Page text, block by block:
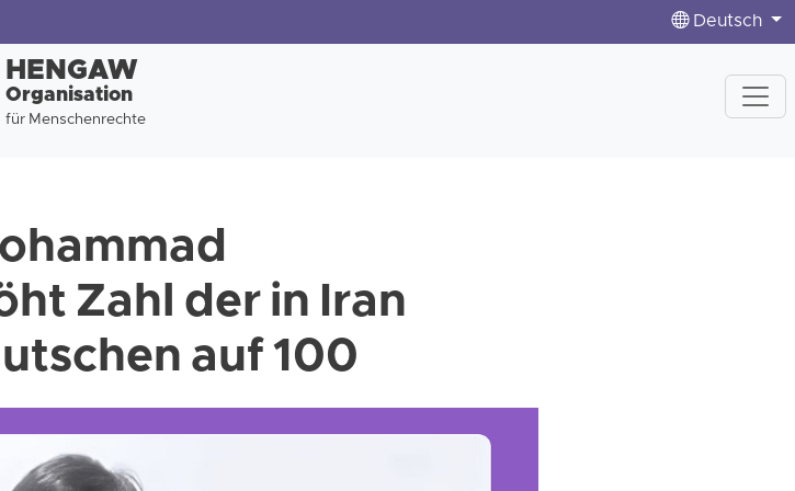
Deutsch
HENGAW
Organisation
für Menschenrechte
Zahl der in Iran
auf 100